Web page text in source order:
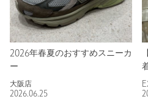
2026年春夏のおすすめスニーカ
ー
大阪店
2026.06.25